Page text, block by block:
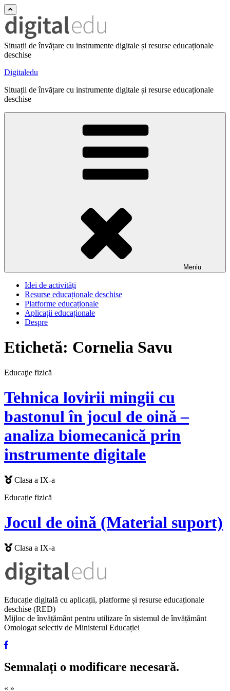
Situații de învățare cu instrumente digitale și resurse educaționale
deschise
Digitaledu
Situații de învățare cu instrumente digitale și resurse educaționale
deschise
Meniu
Idei de activități
Resurse educaționale deschise
Platforme educaționale
Aplicații educaționale
Despre
Etichetă: Cornelia Savu
Educaţie fizică
Tehnica lovirii mingii cu
bastonul în jocul de oină –
analiza biomecanică prin
instrumente digitale
Clasa a IX-a
Educație fizică
Jocul de oină (Material suport)
Clasa a IX-a
Educație digitală cu aplicații, platforme și resurse educaționale
deschise (RED)
Mijloc de învățământ pentru utilizare în sistemul de învățământ
Omologat selectiv de Ministerul Educației
Semnalați o modificare necesară.
« »